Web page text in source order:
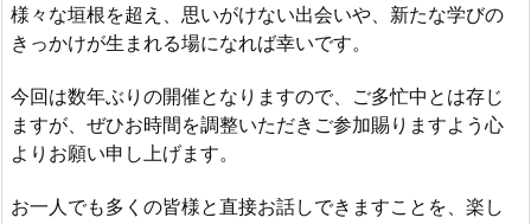
様々な垣根を超え、思いがけない出会いや、新たな学びの
きっかけが生まれる場になれば幸いです。
今回は数年ぶりの開催となりますので、ご多忙中とは存じ
ますが、ぜひお時間を調整いただきご参加賜りますよう心
よりお願い申し上げます。
お一人でも多くの皆様と直接お話しできますことを、楽し